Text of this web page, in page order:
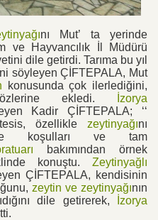
nı Mut’ ta yerinde
ve Hayvancılık İl Müdürü
dile getirdi. Tarıma bu yıl
söyleyen ÇİFTEPALA, Mut
konusunda çok ilerlediğini,
ekledi.
İzorya
Kadir ÇİFTEPALA; ‘‘
özellikle zeytinyağını
koşulları ve tam
bakımından örnek
konuştu.Zeytinyağlı
ÇİFTEPALA, kendisinin
zeytin ve zeytinyağının
dile getirerek,
İzorya